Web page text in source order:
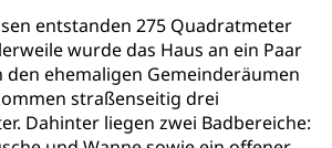
entstanden 275 Quadratmeter
wurde das Haus an ein Paar
ehemaligen Gemeinderäumen
straßenseitig drei
Dahinter liegen zwei Badbereiche: